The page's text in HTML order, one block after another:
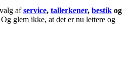
afservice, tallerkener, bestik og
glem ikke, at det er nu lettere og